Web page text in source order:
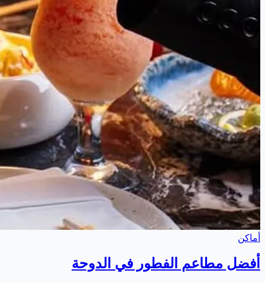
أماكن
أفضل مطاعم الفطور في الدوحة